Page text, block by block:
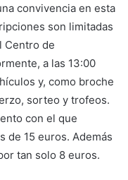
convivencia en esta
son limitadas
Centro de
a las 13:00
y, como broche
sorteo y trofeos.
con el que
de 15 euros. Además
tan solo 8 euros.